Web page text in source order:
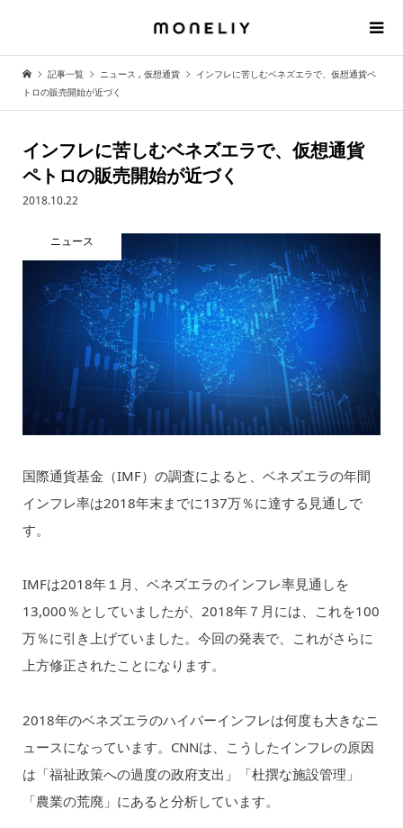
記事一覧 ニュース , 仮想通貨
インフレに苦しむベネズエラで、仮想通貨ペ
トロの販売開始が近づく
インフレに苦しむベネズエラで、仮想通貨
ペトロの販売開始が近づく
2018.10.22
ニュース
国際通貨基金（IMF）の調査によると、ベネズエラの年間
インフレ率は2018年末までに137万％に達する見通しで
す。
IMFは2018年１月、ベネズエラのインフレ率見通しを
13,000％としていましたが、2018年７月には、これを100
万％に引き上げていました。今回の発表で、これがさらに
上方修正されたことになります。
2018年のベネズエラのハイパーインフレは何度も大きなニ
ュースになっています。CNNは、こうしたインフレの原因
は「福祉政策への過度の政府支出」「杜撰な施設管理」
「農業の荒廃」にあると分析しています。